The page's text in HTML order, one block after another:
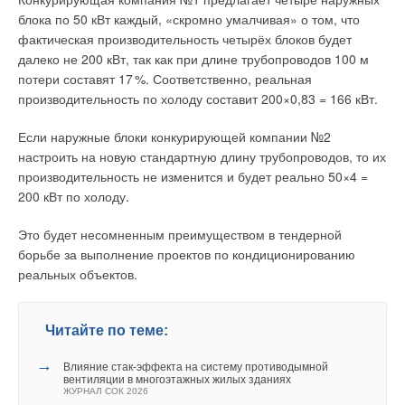
блока по 50 кВт каждый, «скромно умалчивая» о том, что
фактическая производительность четырёх блоков будет
далеко не 200 кВт, так как при длине трубопроводов 100 м
потери составят 17%. Соответственно, реальная
производительность по холоду составит 200×0,83 = 166 кВт.
Если наружные блоки конкурирующей компании №2
настроить на новую стандартную длину трубопроводов, то их
производительность не изменится и будет реально 50×4 =
200 кВт по холоду.
Это будет несомненным преимуществом в тендерной
борьбе за выполнение проектов по кондиционированию
реальных объектов.
Читайте по теме:
→
Влияние стак‑эффекта на систему противодымной
вентиляции в многоэтажных жилых зданиях
ЖУРНАЛ СОК 2026
Читайте по теме:
→
Влияние стак‑эффекта на систему противодымной
вентиляции в многоэтажных жилых зданиях
вычислительных нагрузок на энергоэффективность
систем обеспечения микроклимата центров обработки
ЖУРНАЛ СОК ИЮНЬ 2026
→
Свежий воздух без компромиссов: новые приточно-
ЖУРНАЛ СОК ИЮНЬ 2026
→ Вентиляция жилых помещений
ЖУРНАЛ СОК ИЮНЬ 2026
→
Анализ российского рынка сплит-систем на основе
есть примерно 3650 млрд кВт·ч электроэнергии);
Европа сэкономит 22 млрд евро, используя
теплоизоляцию, а не возобновляемые источники энергии
для экономии выбросов углекислого газа;
эффективность каменной ваты в области сокращения
выбросов углекислого газа в 40 раз выше, чем у
Во многих странах «зелёное» строительство уже
поддерживается на государственном уровне. В частности,
правительство Великобритании объявило о реализации
фунтов стерлингов. Теперь домовладельцы могут подать
заявки и получить ваучеры на сумму до 5000 фунтов для
повышения энергоэффективности своей недвижимости.
замены окон [16].
В нашей стране также полностью осознают важность
модернизации недвижимости, поэтому в каждом регионе